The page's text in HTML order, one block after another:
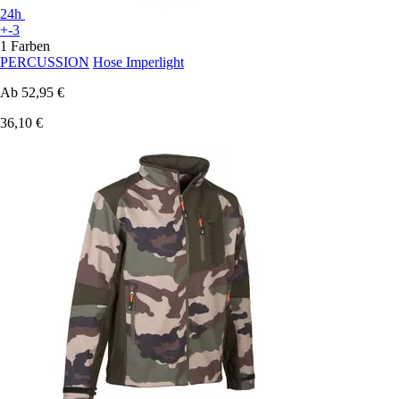
24h
+-3
1 Farben
PERCUSSION Hose Imperlight
Ab 52,95 €
36,10 €